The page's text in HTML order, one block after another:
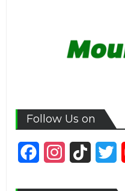
Follow Us on
FacebookInstagram
TikTok